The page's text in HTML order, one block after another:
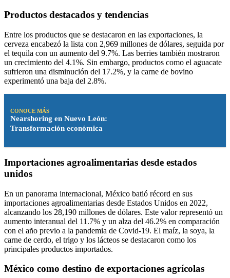
Productos destacados y tendencias
Entre los productos que se destacaron en las exportaciones, la
cerveza encabezó la lista con 2,969 millones de dólares, seguida por
el tequila con un aumento del 9.7%. Las berries también mostraron
un crecimiento del 4.1%. Sin embargo, productos como el aguacate
sufrieron una disminución del 17.2%, y la carne de bovino
experimentó una baja del 2.8%.
CONOCE MÁS
Nearshoring en Nuevo León:
Transformación económica
Importaciones agroalimentarias desde estados
unidos
En un panorama internacional, México batió récord en sus
importaciones agroalimentarias desde Estados Unidos en 2022,
alcanzando los 28,190 millones de dólares. Este valor representó un
aumento interanual del 11.7% y un alza del 46.2% en comparación
con el año previo a la pandemia de Covid-19. El maíz, la soya, la
carne de cerdo, el trigo y los lácteos se destacaron como los
principales productos importados.
México como destino de exportaciones agrícolas